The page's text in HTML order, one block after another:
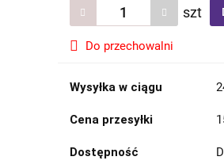
szt
Do przechowalni
Wysyłka w ciągu
Cena przesyłki
Dostępność